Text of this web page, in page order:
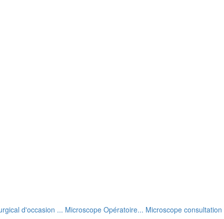
d'occasion ... Microscope Opératoire... Microscope consultation